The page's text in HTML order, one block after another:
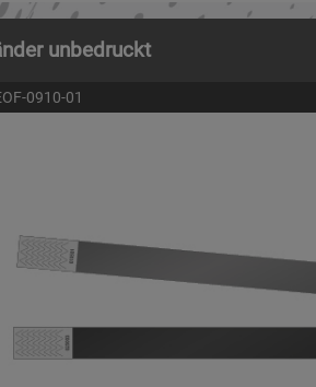
unbedruckt
0910-01